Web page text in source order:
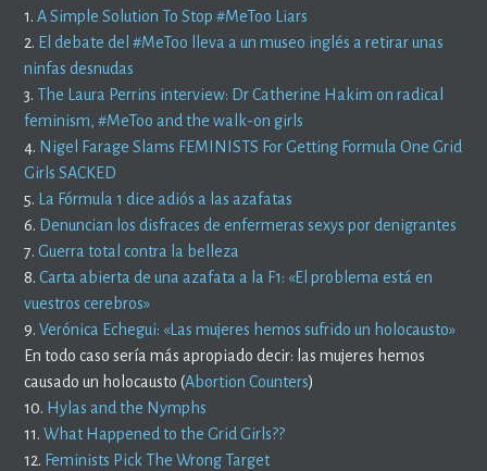
1.A Simple Solution To Stop #MeToo Liars
2. El debate del #MeToo lleva a un museo inglés a retirar unas
ninfas desnudas
3. The Laura Perrins interview: Dr Catherine Hakim on radical
feminism, #MeToo and the walk-on girls
4. Nigel Farage Slams FEMINISTS For Getting Formula One Grid
Girls SACKED
5. La Fórmula 1 dice adiós a las azafatas
6. Denuncian los disfraces de enfermeras sexys por denigrantes
7.Guerra total contra la belleza
8.Carta abierta de una azafata a la F1: «El problema está en
vuestros cerebros»
9.Verónica Echegui: «Las mujeres hemos sufrido un holocausto»
En todo caso sería más apropiado decir: las mujeres hemos
causado un holocausto (Abortion Counters)
10. Hylas and the Nymphs
11.What Happened to the Grid Girls??
12. Feminists Pick The Wrong Target